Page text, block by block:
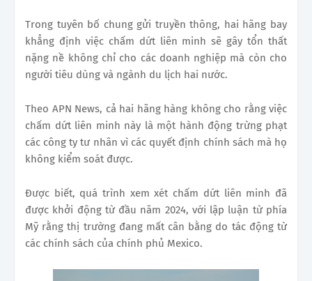
Trong tuyên bố chung gửi truyền thông, hai hãng bay
khẳng định việc chấm dứt liên minh sẽ gây tổn thất
nặng nề không chỉ cho các doanh nghiệp mà còn cho
người tiêu dùng và ngành du lịch hai nước.
Theo APN News, cả hai hãng hàng không cho rằng việc
chấm dứt liên minh này là một hành động trừng phạt
các công ty tư nhân vì các quyết định chính sách mà họ
không kiểm soát được.
Được biết, quá trình xem xét chấm dứt liên minh đã
được khởi động từ đầu năm 2024, với lập luận từ phía
Mỹ rằng thị trường đang mất cân bằng do tác động từ
các chính sách của chính phủ Mexico.